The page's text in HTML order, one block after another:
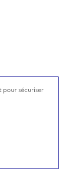
pour sécuriser